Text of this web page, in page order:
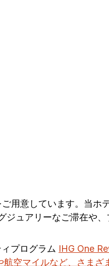
用意しています。当ホ
ジュアリーなご滞在や
プログラム IHG One
航空マイルなど、さまざ